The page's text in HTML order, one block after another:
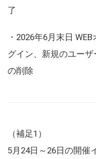
了
・2026年6月末日
グイン、新規のユー
の削除
（補足1）
5月24日～26日の開催